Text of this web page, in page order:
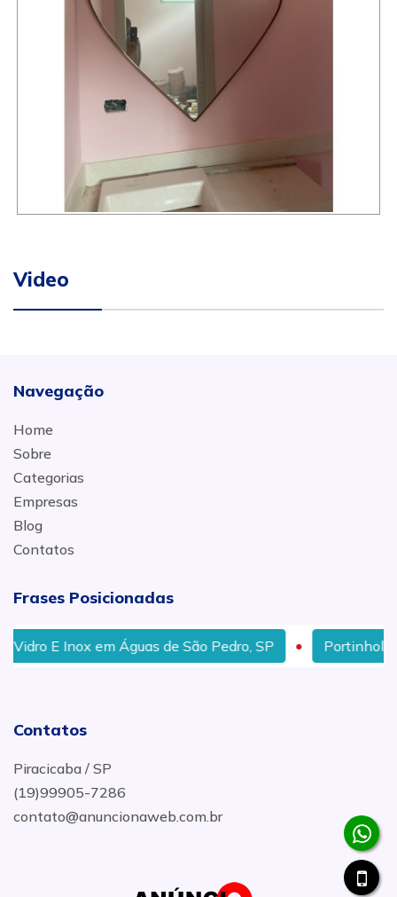
Video
Navegação
Home
Sobre
Categorias
Empresas
Blog
Contatos
Frases Posicionadas
Águas de São Pedro, SP Portinhola Para Alçapão
Contatos
Piracicaba / SP
(19)99905-7286
contato@anuncionaweb.com.br